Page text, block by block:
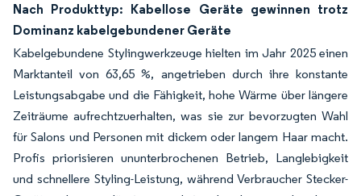
Nach Produkttyp: Kabellose Geräte gewinnen trotz
Dominanz kabelgebundener Geräte
Kabelgebundene Stylingwerkzeuge hielten im Jahr 2025 einen
Marktanteil von 63,65 %, angetrieben durch ihre konstante
Leistungsabgabe und die Fähigkeit, hohe Wärme über längere
Zeiträume aufrechtzuerhalten, was sie zur bevorzugten Wahl
für Salons und Personen mit dickem oder langem Haar macht.
Profis priorisieren ununterbrochenen Betrieb, Langlebigkeit
und schnellere Styling-Leistung, während Verbraucher Stecker-